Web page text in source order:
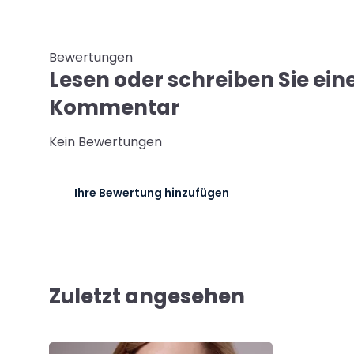
Bewertungen
Lesen oder schreiben Sie
Kommentar
Kein Bewertungen
Ihre Bewertung hinzufügen
Zuletzt angesehen